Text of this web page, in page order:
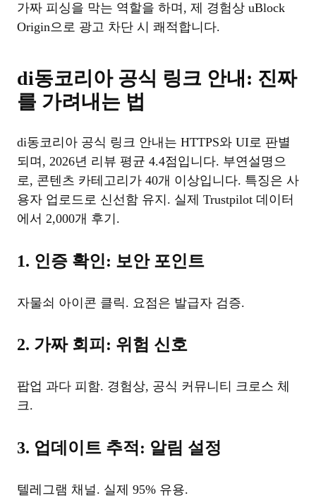
가짜 피싱을 막는 역할을 하며, 제 경험상 uBlock
Origin으로 광고 차단 시 쾌적합니다.
di동코리아 공식 링크 안내: 진짜
를 가려내는 법
di동코리아 공식 링크 안내는 HTTPS와 UI로 판별
되며, 2026년 리뷰 평균 4.4점입니다. 부연설명으
로, 콘텐츠 카테고리가 40개 이상입니다. 특징은 사
용자 업로드로 신선함 유지. 실제 Trustpilot 데이터
에서 2,000개 후기.
1. 인증 확인: 보안 포인트
자물쇠 아이콘 클릭. 요점은 발급자 검증.
2. 가짜 회피: 위험 신호
팝업 과다 피함. 경험상, 공식 커뮤니티 크로스 체
크.
3. 업데이트 추적: 알림 설정
텔레그램 채널. 실제 95% 유용.